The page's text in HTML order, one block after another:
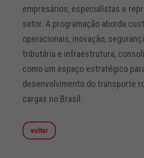
empresários, especialistas e
setor. A programação aborda
operacionais, inovação,
tributária e infraestrutura,
como um espaço estratégico
desenvolvimento do transporte
cargas no Brasil.
voltar